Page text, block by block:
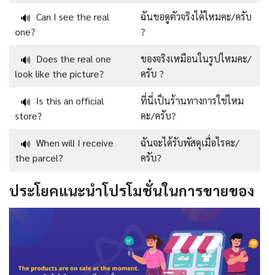
🔊 Can I see the real
one?
ฉันขอดูตัวจริงได้ไหมคะ/ครับ
?
🔊 Does the real one
look like the picture?
ของจริงเหมือนในรูปไหมคะ/
ครับ ?
🔊 Is this an official
store?
ที่นี่เป็นร้านทางการใช่ไหม
คะ/ครับ?
🔊 When will I receive
the parcel?
ฉันจะได้รับพัสดุเมื่อไรคะ/
ครับ?
ประโยคแนะนำโปรโมชั่นในการขายของ